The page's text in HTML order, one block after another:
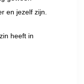
en jezelf zijn.
heeft in